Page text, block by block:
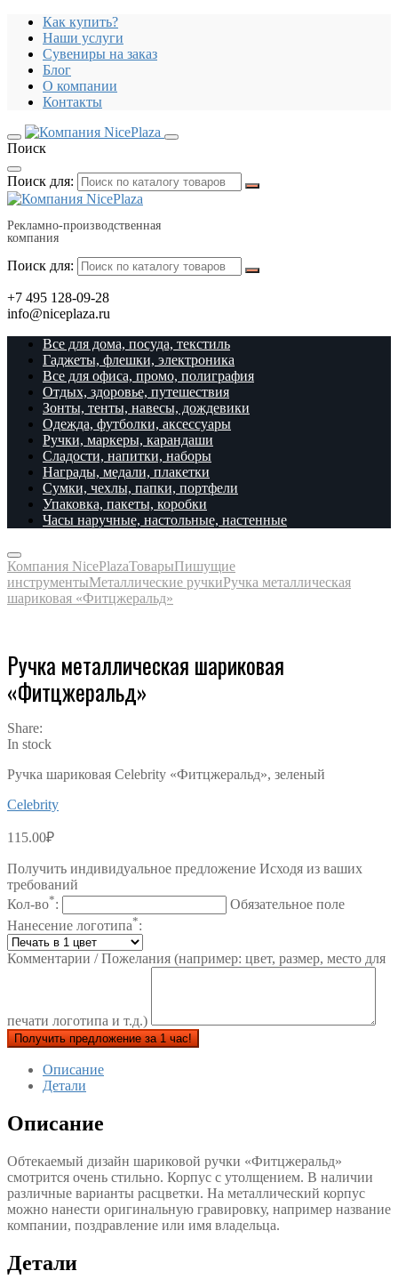
Как купить?
Наши услуги
Сувениры на заказ
Блог
О компании
Контакты
Поиск
Поиск для:
Рекламно-производственная
компания
Поиск для:
+7 495 128-09-28
info@niceplaza.ru
Все для дома, посуда, текстиль
Гаджеты, флешки, электроника
Все для офиса, промо, полиграфия
Отдых, здоровье, путешествия
Зонты, тенты, навесы, дождевики
Одежда, футболки, аксессуары
Ручки, маркеры, карандаши
Сладости, напитки, наборы
Награды, медали, плакетки
Сумки, чехлы, папки, портфели
Упаковка, пакеты, коробки
Часы наручные, настольные, настенные
Компания NicePlazaТоварыПишущие
инструментыМеталлические ручкиРучка металлическая
шариковая «Фитцжеральд»
Ручка металлическая шариковая
«Фитцжеральд»
Share:
In stock
Ручка шариковая Celebrity «Фитцжеральд», зеленый
Celebrity
115.00₽
Получить индивидуальное предложение Исходя из ваших
требований
Кол-во*:
Обязательное поле
Нанесение логотипа*:
Комментарии / Пожелания (например: цвет, размер, место для
печати логотипа и т.д.)
Получить предложение за 1 час!
Описание
Детали
Описание
Обтекаемый дизайн шариковой ручки «Фитцжеральд»
смотрится очень стильно. Корпус с утолщением. В наличии
различные варианты расцветки. На металлический корпус
можно нанести оригинальную гравировку, например название
компании, поздравление или имя владельца.
Детали